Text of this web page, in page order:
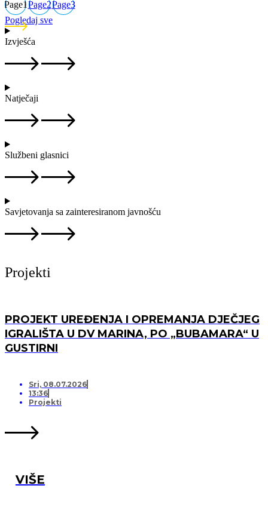
Page1Page2Page3
Pogledaj sve
Izvješća
Natječaji
Službeni glasnici
Savjetovanja sa zainteresiranom javnošću
Projekti
PROJEKT UREĐENJA I OPREMANJA DJEČJEG
IGRALIŠTA U DV MARINA, PO „BUBAMARA“ U
GUSTIRNI
Sri, 08.07.2026
13:36
Projekti
VIŠE